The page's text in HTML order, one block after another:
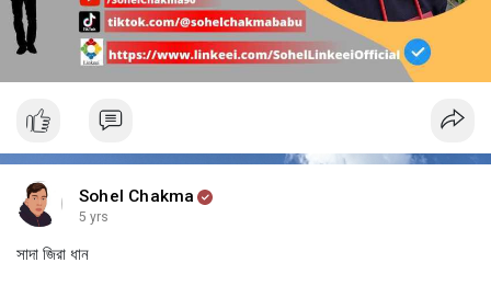
Sohel Chakma
5 yrs
সাদা জিরা ধান